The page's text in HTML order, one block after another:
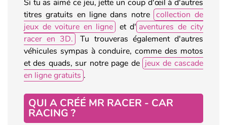
Si tu as aimé ce jeu, jette un coup d'œil à d'autres
titres gratuits en ligne dans notre collection de
jeux de voiture en ligne et d' aventures de city
racer en 3D.
Tu trouveras également d'autres
véhicules sympas à conduire, comme des motos
et des quads, sur notre page de jeux de cascade
en ligne gratuits .
QUI A CRÉÉ MR RACER - CAR
RACING ?